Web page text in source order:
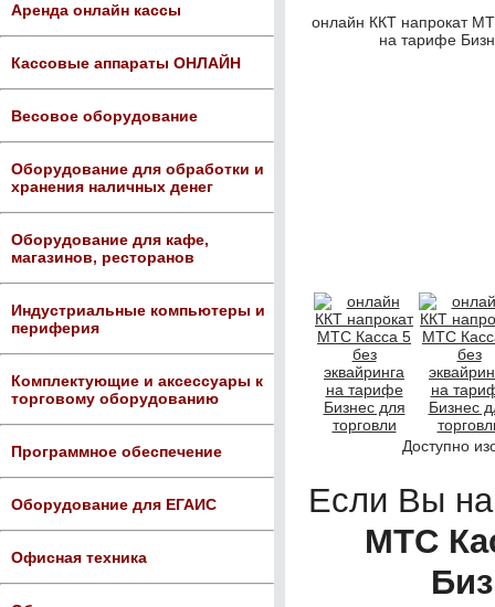
Аренда онлайн кассы
Кассовые аппараты ОНЛАЙН
Весовое оборудование
Оборудование для обработки и
хранения наличных денег
Оборудование для кафе,
магазинов, ресторанов
Индустриальные компьютеры и
периферия
Комплектующие и аксессуары к
торговому оборудованию
Программное обеспечение
Оборудование для ЕГАИС
Офисная техника
онлайн ККТ напрокат
на тарифе
Доступно
Если Вы
МТС